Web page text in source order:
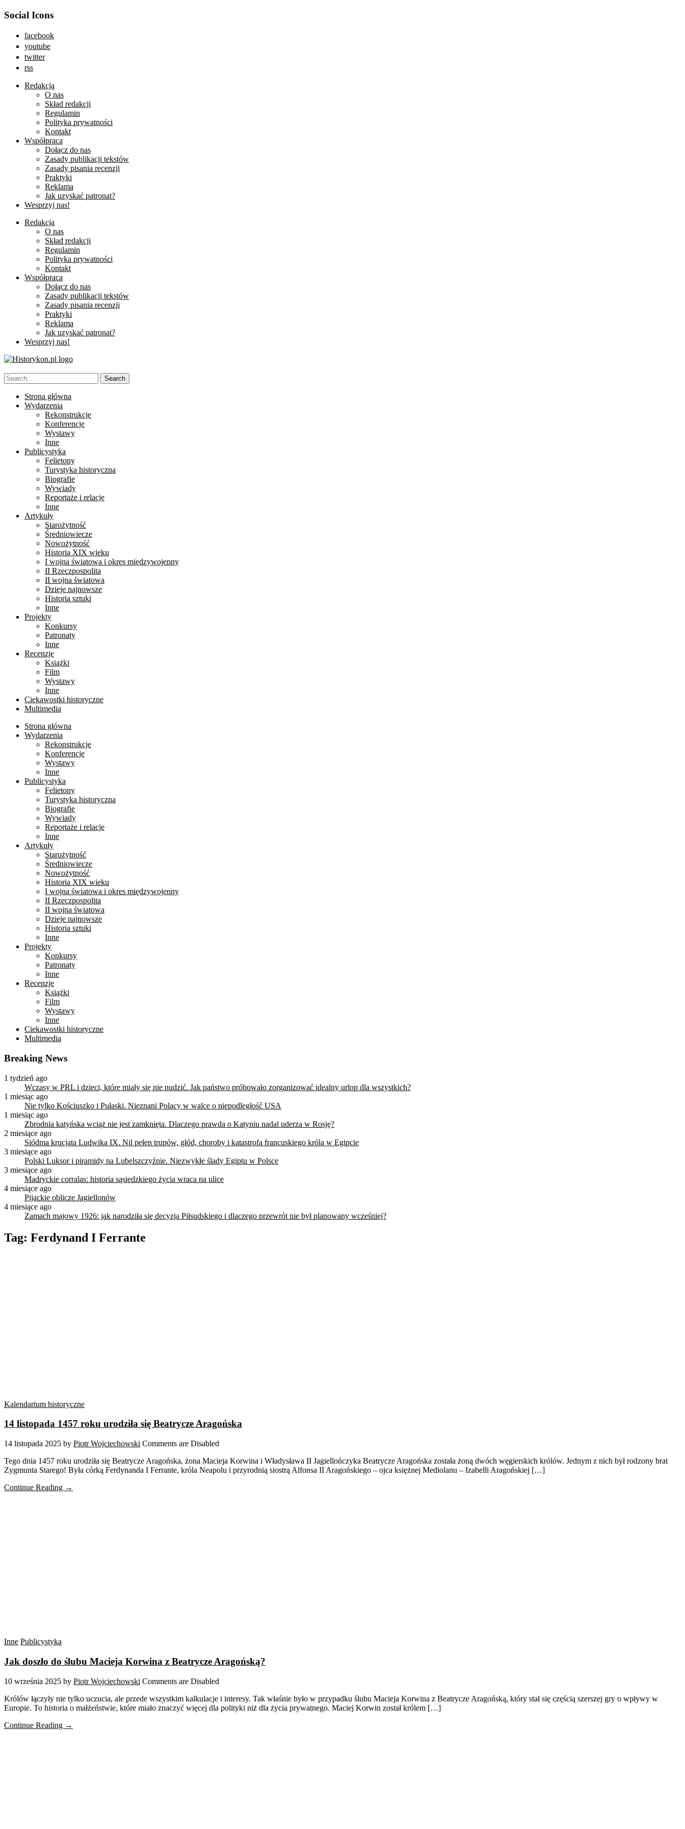
Social Icons
facebook
youtube
twitter
rss
Redakcja
O nas
Skład redakcji
Regulamin
Polityka prywatności
Kontakt
Współpraca
Dołącz do nas
Zasady publikacji tekstów
Zasady pisania recenzji
Praktyki
Reklama
Jak uzyskać patronat?
Wesprzyj nas!
Redakcja
O nas
Skład redakcji
Regulamin
Polityka prywatności
Kontakt
Współpraca
Dołącz do nas
Zasady publikacji tekstów
Zasady pisania recenzji
Praktyki
Reklama
Jak uzyskać patronat?
Wesprzyj nas!
Strona główna
Wydarzenia
Rekonstrukcje
Konferencje
Wystawy
Inne
Publicystyka
Felietony
Turystyka historyczna
Biografie
Wywiady
Reportaże i relacje
Inne
Artykuły
Starożytność
Średniowiecze
Nowożytność
Historia XIX wieku
I wojna światowa i okres międzywojenny
II Rzeczpospolita
II wojna światowa
Dzieje najnowsze
Historia sztuki
Inne
Projekty
Konkursy
Patronaty
Inne
Recenzje
Książki
Film
Wystawy
Inne
Ciekawostki historyczne
Multimedia
Strona główna
Wydarzenia
Rekonstrukcje
Konferencje
Wystawy
Inne
Publicystyka
Felietony
Turystyka historyczna
Biografie
Wywiady
Reportaże i relacje
Inne
Artykuły
Starożytność
Średniowiecze
Nowożytność
Historia XIX wieku
I wojna światowa i okres międzywojenny
II Rzeczpospolita
II wojna światowa
Dzieje najnowsze
Historia sztuki
Inne
Projekty
Konkursy
Patronaty
Inne
Recenzje
Książki
Film
Wystawy
Inne
Ciekawostki historyczne
Multimedia
Breaking News
1 tydzień ago
Wczasy w PRL i dzieci, które miały się nie nudzić. Jak państwo próbowało zorganizować idealny urlop dla wszystkich?
1 miesiąc ago
Nie tylko Kościuszko i Pułaski. Nieznani Polacy w walce o niepodległość USA
1 miesiąc ago
Zbrodnia katyńska wciąż nie jest zamknięta. Dlaczego prawda o Katyniu nadal uderza w Rosję?
2 miesiące ago
Siódma krucjata Ludwika IX. Nil pełen trupów, głód, choroby i katastrofa francuskiego króla w Egipcie
3 miesiące ago
Polski Luksor i piramidy na Lubelszczyźnie. Niezwykłe ślady Egiptu w Polsce
3 miesiące ago
Madryckie corralas: historia sąsiedzkiego życia wraca na ulice
4 miesiące ago
Pijackie oblicze Jagiellonów
4 miesiące ago
Zamach majowy 1926: jak narodziła się decyzja Piłsudskiego i dlaczego przewrót nie był planowany wcześniej?
Tag: Ferdynand I Ferrante
Kalendarium historyczne
14 listopada 1457 roku urodziła się Beatrycze Aragońska
14 listopada 2025 by Piotr Wojciechowski Comments are Disabled
Tego dnia 1457 roku urodziła się Beatrycze Aragońska, żona Macieja Korwina i Władysława II Jagiellończyka Beatrycze Aragońska została żoną dwóch węgierskich królów. Jednym z nich był rodzony brat
Zygmunta Starego! Była córką Ferdynanda I Ferrante, króla Neapolu i przyrodnią siostrą Alfonsa II Aragońskiego – ojca księżnej Mediolanu – Izabelli Aragońskiej […]
Continue Reading →
Inne Publicystyka
Jak doszło do ślubu Macieja Korwina z Beatrycze Aragońską?
10 września 2025 by Piotr Wojciechowski Comments are Disabled
Królów łączyły nie tylko uczucia, ale przede wszystkim kalkulacje i interesy. Tak właśnie było w przypadku ślubu Macieja Korwina z Beatrycze Aragońską, który stał się częścią szerszej gry o wpływy w
Europie. To historia o małżeństwie, które miało znaczyć więcej dla polityki niż dla życia prywatnego. Maciej Korwin został królem […]
Continue Reading →